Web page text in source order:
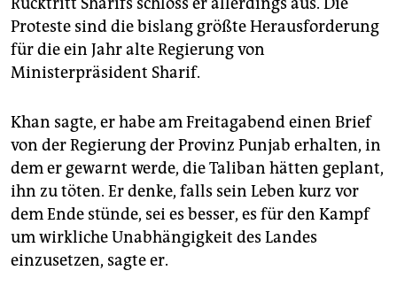
Proteste sind die bislang größte Herausforderung
für die ein Jahr alte Regierung von
Ministerpräsident Sharif.
Khan sagte, er habe am Freitagabend einen Brief
von der Regierung der Provinz Punjab erhalten, in
dem er gewarnt werde, die Taliban hätten geplant,
ihn zu töten. Er denke, falls sein Leben kurz vor
dem Ende stünde, sei es besser, es für den Kampf
um wirkliche Unabhängigkeit des Landes
einzusetzen, sagte er.